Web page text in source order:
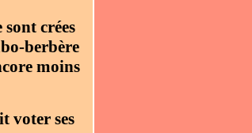
crées
berbère
moins
voter ses